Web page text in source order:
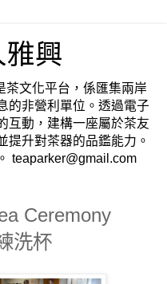
雅興
茶文化平台，係匯集兩岸
的非營利單位。透過電子
互動，建構一座屬於茶友
提升對茶器的品鑑能力。
teaparker@gmail.com
Ceremony
洗杯